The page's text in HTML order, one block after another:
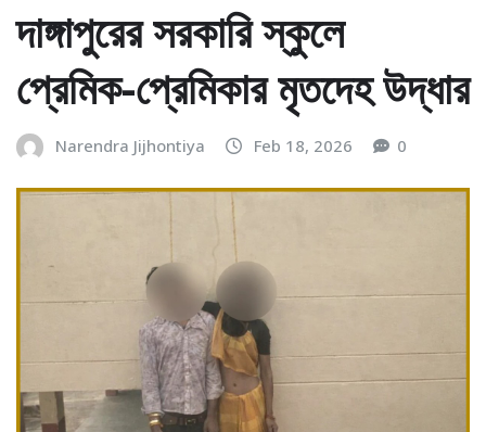
দাঙ্গাপুরের সরকারি স্কুলে
প্রেমিক-প্রেমিকার মৃতদেহ উদ্ধার
Narendra Jijhontiya Feb 18, 2026 0